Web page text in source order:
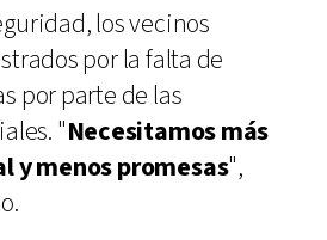
los vecinos
por la falta de
por parte de las
"Necesitamos más
y menos promesas",